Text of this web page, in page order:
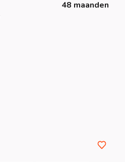
48 maanden